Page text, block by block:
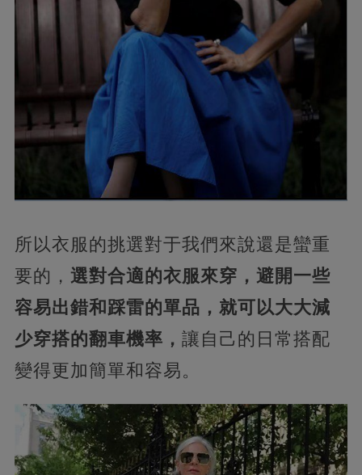
所以衣服的挑選對于我們來說還是蠻重
要的， 選對合適的衣服來穿，避開一些
容易出錯和踩雷的單品，就可以大大減
少穿搭的翻車機率， 讓自己的日常搭配
變得更加簡單和容易。